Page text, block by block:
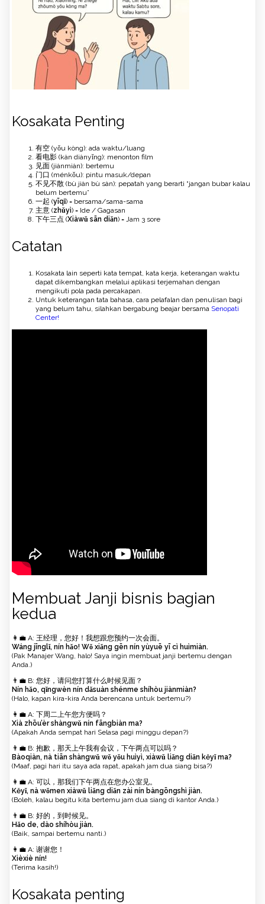
Kosakata Penting
有空 (yǒu kòng): ada waktu/luang
看电影 (kàn diànyǐng): menonton film
见面 (jiànmiàn): bertemu
门口 (ménkǒu): pintu masuk/depan
不见不散 (bù jiàn bù sàn): pepatah yang berarti “jangan bubar kalau
belum bertemu”
一起 (yīqǐ) = bersama/sama-sama
主意 (zhǔyì) = Ide / Gagasan
下午三点 (Xiàwǔ sān diǎn) = Jam 3 sore
Catatan
Kosakata lain seperti kata tempat, kata kerja, keterangan waktu
dapat dikembangkan melalui aplikasi terjemahan dengan
mengikuti pola pada percakapan.
Untuk keterangan tata bahasa, cara pelafalan dan penulisan bagi
yang belum tahu, silahkan bergabung beajar bersama Senopati
Center!
Membuat Janji bisnis bagian
kedua
👩‍💼 A: 王经理，您好！我想跟您预约一次会面。
Wáng jīnglǐ, nín hǎo! Wǒ xiǎng gēn nín yùyuē yī cì huìmiàn.
(Pak Manajer Wang, halo! Saya ingin membuat janji bertemu dengan
Anda.)
👨‍💼 B: 您好，请问您打算什么时候见面？
Nín hǎo, qǐngwèn nín dǎsuàn shénme shíhòu jiànmiàn?
(Halo, kapan kira-kira Anda berencana untuk bertemu?)
👩‍💼 A: 下周二上午您方便吗？
Xià zhōu’èr shàngwǔ nín fāngbiàn ma?
(Apakah Anda sempat hari Selasa pagi minggu depan?)
👨‍💼 B: 抱歉，那天上午我有会议，下午两点可以吗？
Bàoqiàn, nà tiān shàngwǔ wǒ yǒu huìyì, xiàwǔ liǎng diǎn kěyǐ ma?
(Maaf, pagi hari itu saya ada rapat, apakah jam dua siang bisa?)
👩‍💼 A: 可以，那我们下午两点在您办公室见。
Kěyǐ, nà wǒmen xiàwǔ liǎng diǎn zài nín bàngōngshì jiàn.
(Boleh, kalau begitu kita bertemu jam dua siang di kantor Anda.)
👨‍💼 B: 好的，到时候见。
Hǎo de, dào shíhòu jiàn.
(Baik, sampai bertemu nanti.)
👩‍💼 A: 谢谢您！
Xièxiè nín!
(Terima kasih!)
Kosakata penting